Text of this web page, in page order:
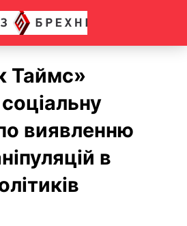
Таймс»
по виявленню
в